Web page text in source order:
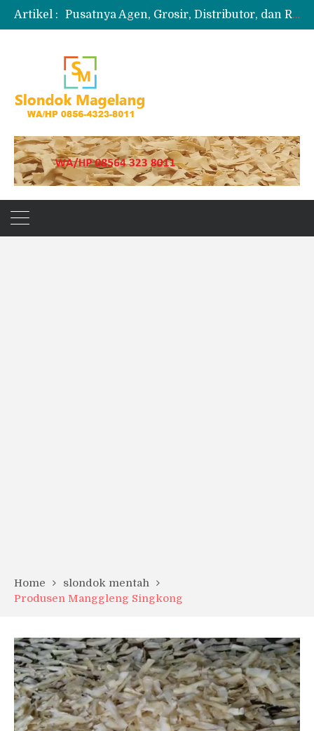
Artikel :
Produksi Slondok
Produsen Kerupuk Slondok Magelang
Home
slondok mentah
Produsen Manggleng Singkong